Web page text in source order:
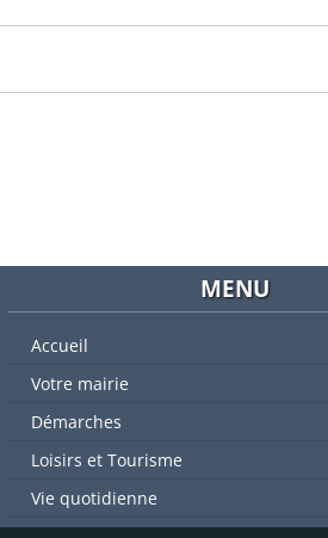
MENU
Accueil
Votre mairie
Démarches
Loisirs et Tourisme
Vie quotidienne